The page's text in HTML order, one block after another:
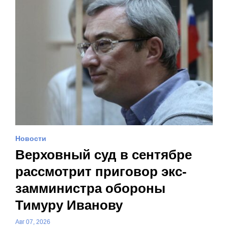
Новости
Верховный суд в сентябре
рассмотрит приговор экс-
замминистра обороны
Тимуру Иванову
Авг 07, 2026